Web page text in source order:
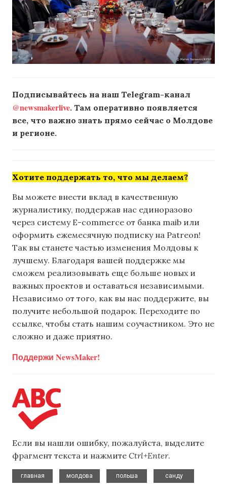
Подписывайтесь на наш Telegram-канал
@newsmakerlive. Там оперативно появляется
все, что важно знать прямо сейчас о Молдове
и регионе.
Хотите поддержать то, что мы делаем?
Вы можете внести вклад в качественную
журналистику, поддержав нас единоразово
через систему E-commerce от банка maib или
оформить ежемесячную подписку на Patreon!
Так вы станете частью изменения Молдовы к
лучшему. Благодаря вашей поддержке мы
сможем реализовывать еще больше новых и
важных проектов и оставаться независимыми.
Независимо от того, как вы нас поддержите, вы
получите небольшой подарок. Переходите по
ссылке, чтобы стать нашим соучастником. Это не
сложно и даже приятно.
Поддержи NewsMaker!
Если вы нашли ошибку, пожалуйста, выделите
фрагмент текста и нажмите Ctrl+Enter.
главная
молдова
польша
санду